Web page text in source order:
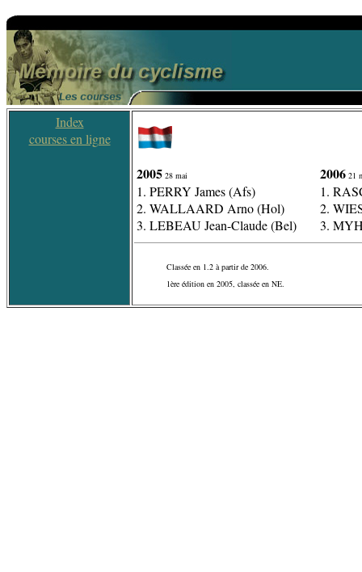
Index
courses en ligne
2005 28 mai
1. PERRY James (Afs)
2. WALLAARD Arno (Hol)
3. LEBEAU Jean-Claude (Bel)
2006 21
1.
2.
3.
Classée en 1.2 à partir de 2006.
1ère édition en 2005, classée en NE.